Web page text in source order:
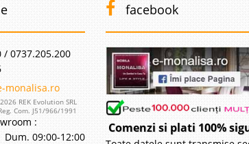
/ 0737.205.200
monalisa.ro
REK Evolution SRL
Com. J51/966/1991
:
09:00-12:00
facebook
Comenzi si plati 100%